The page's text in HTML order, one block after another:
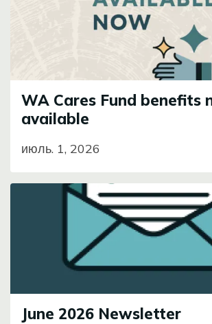
WA Cares Fund benefits
available
июль. 1, 2026
June 2026 Newsletter